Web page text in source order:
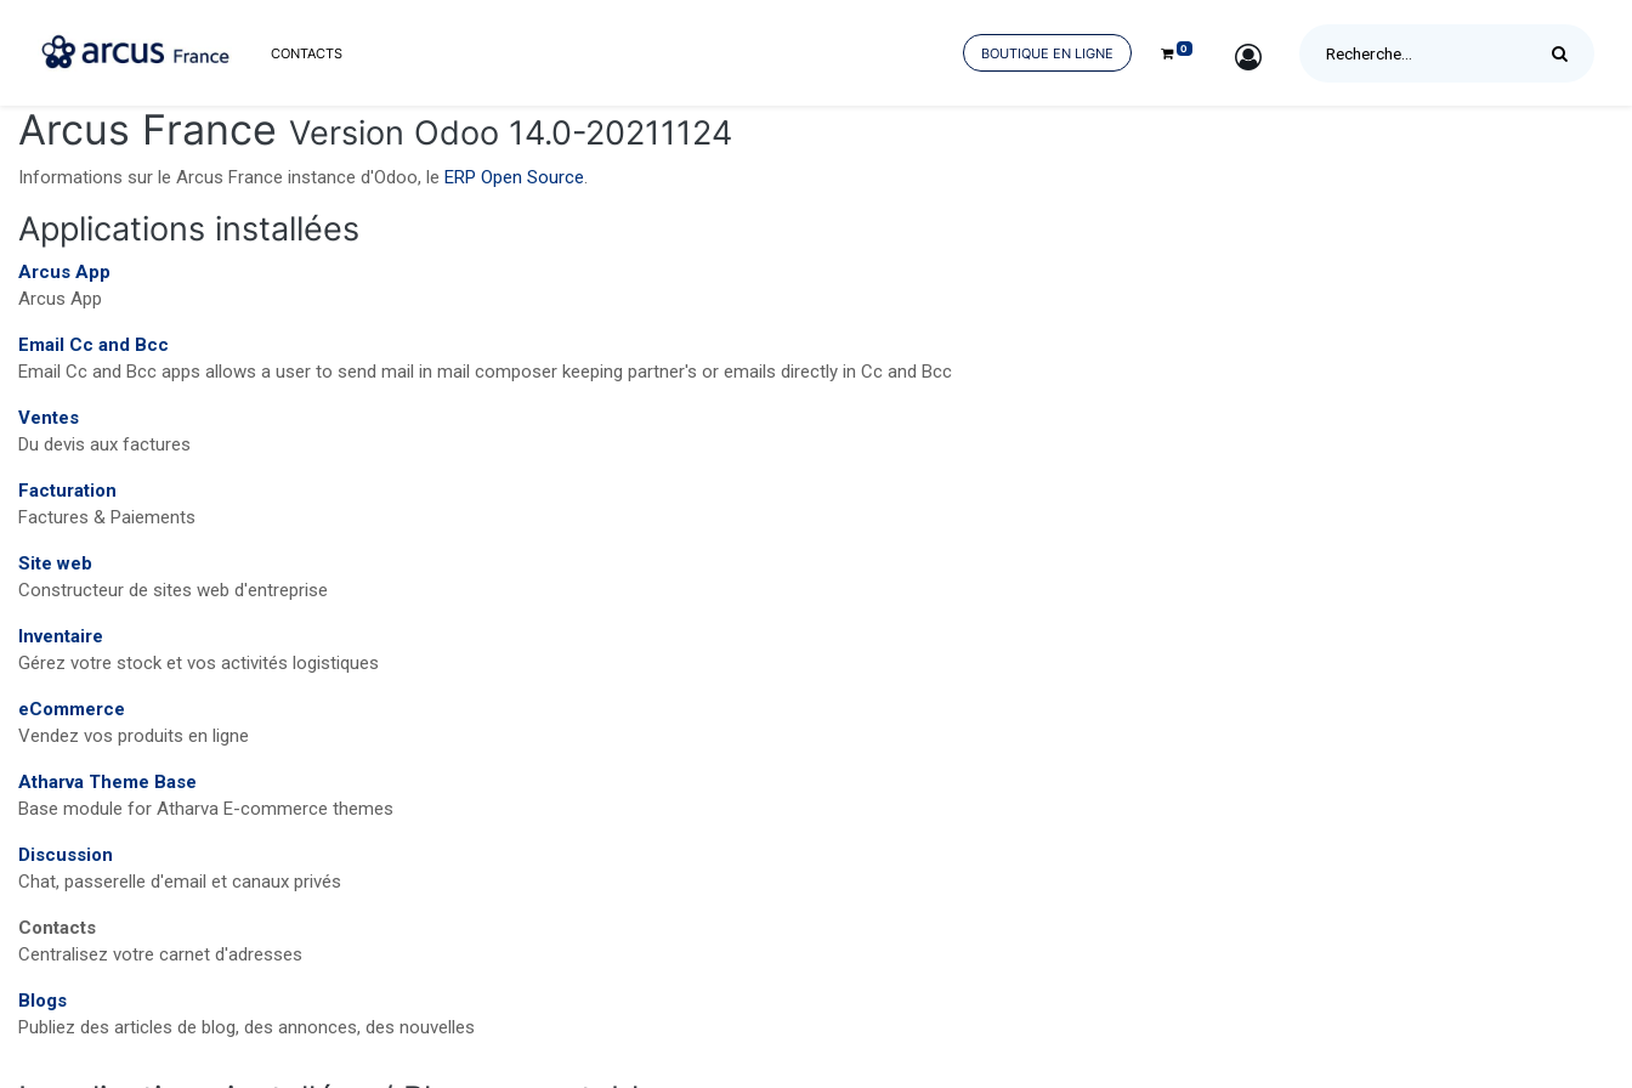
CONTACTS BOUTIQUE EN LIGNE 0 SIGN IN
Arcus France Version Odoo 14.0-20211124
Informations sur le Arcus France instance d'Odoo, le ERP Open Source.
Applications installées
Arcus App
Arcus App
Email Cc and Bcc
Email Cc and Bcc apps allows a user to send mail in mail composer keeping partner's or emails directly in Cc and Bcc
Ventes
Du devis aux factures
Facturation
Factures & Paiements
Site web
Constructeur de sites web d'entreprise
Inventaire
Gérez votre stock et vos activités logistiques
eCommerce
Vendez vos produits en ligne
Atharva Theme Base
Base module for Atharva E-commerce themes
Discussion
Chat, passerelle d'email et canaux privés
Contacts
Centralisez votre carnet d'adresses
Blogs
Publiez des articles de blog, des annonces, des nouvelles